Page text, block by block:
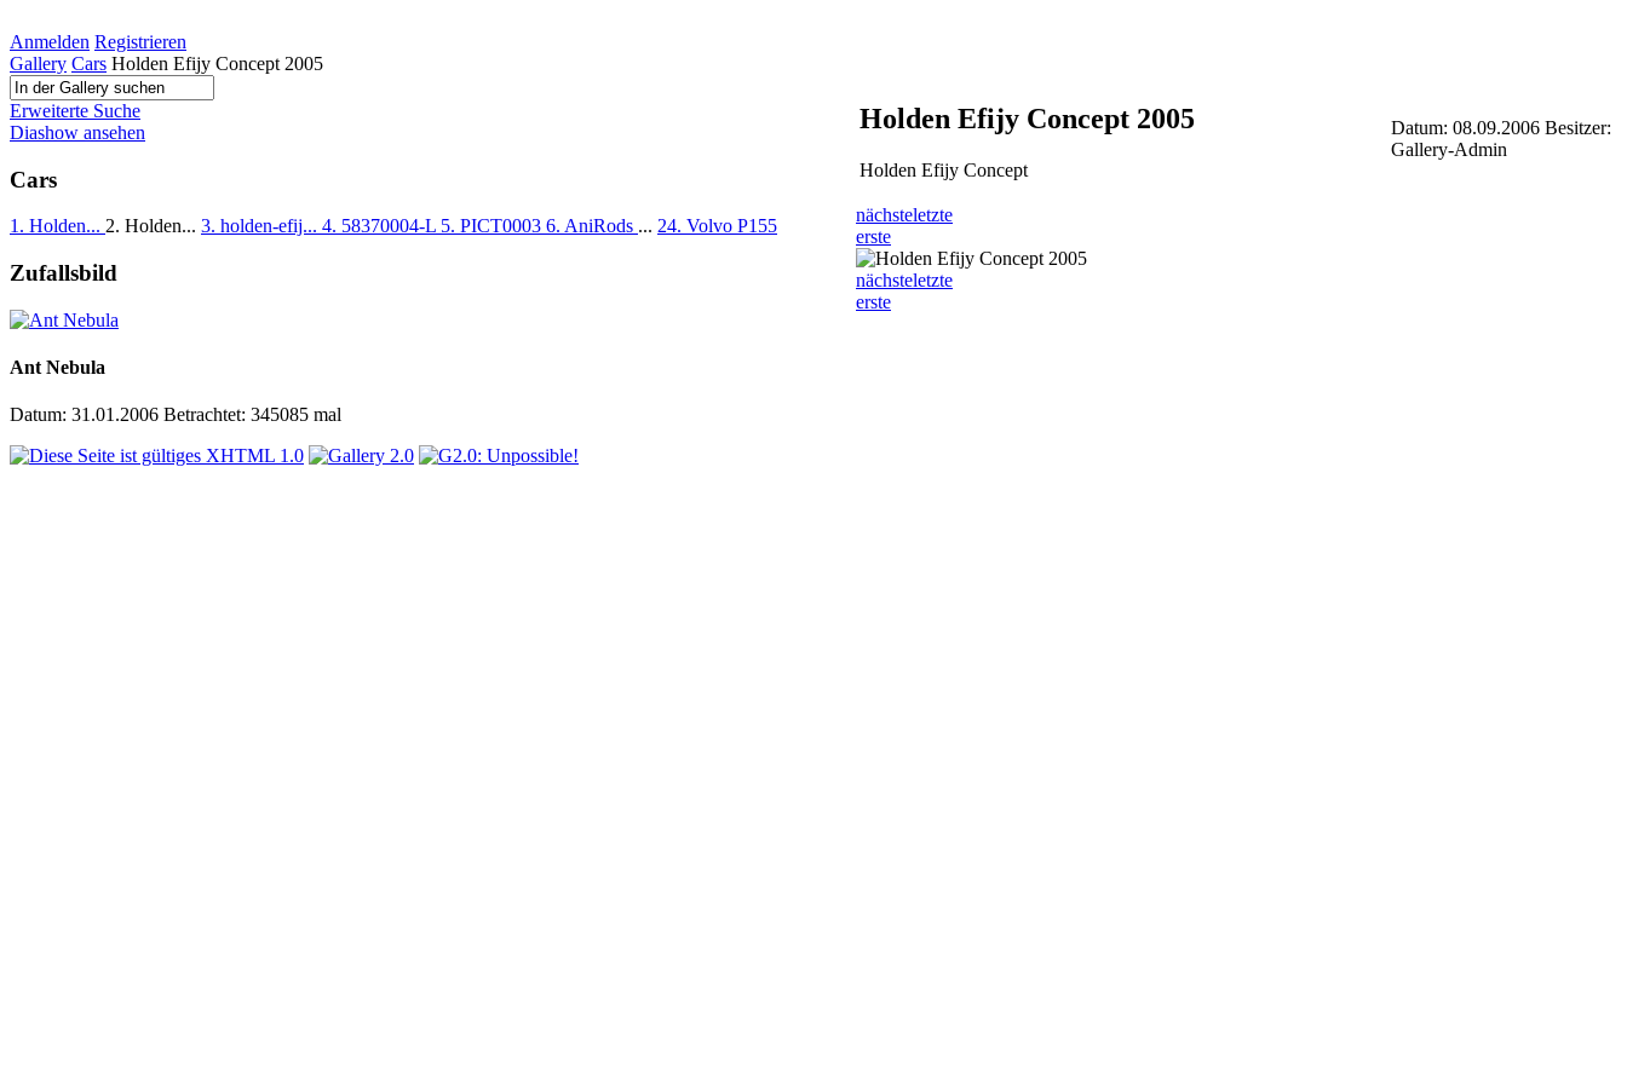
Anmelden Registrieren
Gallery Cars Holden Efijy Concept 2005
Erweiterte Suche
Diashow ansehen
Cars
1. Holden... 2. Holden... 3. holden-efij... 4. 58370004-L 5. PICT0003 6. AniRods ... 24. Volvo P155
Zufallsbild
Ant Nebula
Datum: 31.01.2006 Betrachtet: 345085 mal
Holden Efijy Concept 2005
Holden Efijy Concept
Datum: 08.09.2006 Besitzer:
Gallery-Admin
nächsteletzte
erste
nächsteletzte
erste